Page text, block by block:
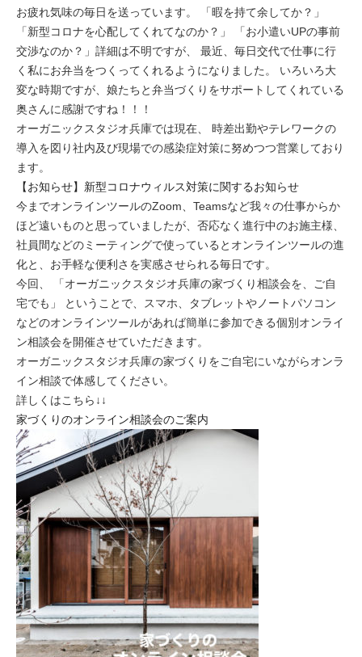
お疲れ気味の毎日を送っています。 「暇を持て余してか？」
「新型コロナを心配してくれてなのか？」 「お小遣いUPの事前
交渉なのか？」詳細は不明ですが、 最近、毎日交代で仕事に行
く私にお弁当をつくってくれるようになりました。 いろいろ大
変な時期ですが、娘たちと弁当づくりをサポートしてくれている
奥さんに感謝ですね！！！
オーガニックスタジオ兵庫では現在、 時差出勤やテレワークの
導入を図り社内及び現場での感染症対策に努めつつ営業しており
ます。
【お知らせ】新型コロナウィルス対策に関するお知らせ
今までオンラインツールのZoom、Teamsなど我々の仕事からか
ほど遠いものと思っていましたが、否応なく進行中のお施主様、
社員間などのミーティングで使っているとオンラインツールの進
化と、お手軽な便利さを実感させられる毎日です。
今回、 「オーガニックスタジオ兵庫の家づくり相談会を、ご自
宅でも」 ということで、スマホ、タブレットやノートパソコン
などのオンラインツールがあれば簡単に参加できる個別オンライ
ン相談会を開催させていただきます。
オーガニックスタジオ兵庫の家づくりをご自宅にいながらオンラ
イン相談で体感してください。
詳しくはこちら↓↓
家づくりのオンライン相談会のご案内